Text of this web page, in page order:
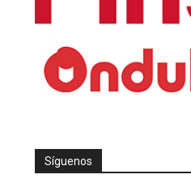
Síguenos